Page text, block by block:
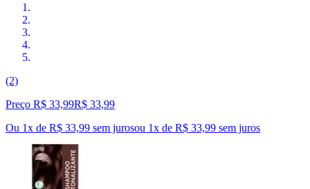
(2)
Preço R$ 33,99R$ 33,99
Ou 1x de R$ 33,99 sem jurosou 1x de R$ 33,99 sem juros